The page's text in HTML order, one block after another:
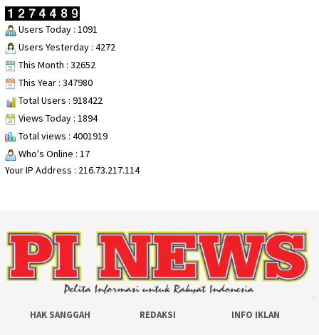
Users Today : 1091
Users Yesterday : 4272
This Month : 32652
This Year : 347980
Total Users : 918422
Views Today : 1894
Total views : 4001919
Who's Online : 17
Your IP Address : 216.73.217.114
HAK SANGGAH REDAKSI INFO IKLAN